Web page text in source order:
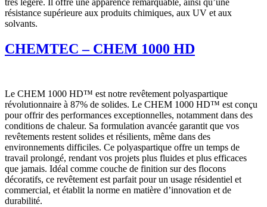
résistance supérieure aux produits chimiques, aux UV et aux
solvants.
CHEMTEC – CHEM 1000 HD
Le CHEM 1000 HD™ est notre revêtement polyaspartique
révolutionnaire à 87% de solides. Le CHEM 1000 HD™ est conçu
pour offrir des performances exceptionnelles, notamment dans des
conditions de chaleur. Sa formulation avancée garantit que vos
revêtements restent solides et résilients, même dans des
environnements difficiles. Ce polyaspartique offre un temps de
travail prolongé, rendant vos projets plus fluides et plus efficaces
que jamais. Idéal comme couche de finition sur des flocons
décoratifs, ce revêtement est parfait pour un usage résidentiel et
commercial, et établit la norme en matière d’innovation et de
durabilité.